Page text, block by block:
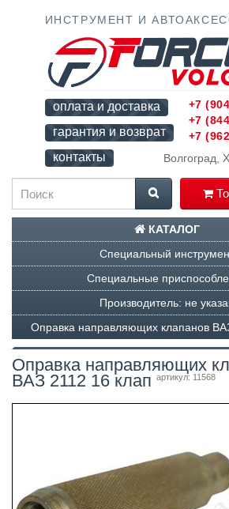
ИНСТРУМЕНТ И
оплата и доставка
гарантия и возврат
контакты
Волгоград,
+7
+7
+7
КАТАЛОГ
Специальный
Специальные
Производитель: не
Оправка направляющих клапанов
Оправка направляющих
ВАЗ 2112 16 клап артикул: 11568